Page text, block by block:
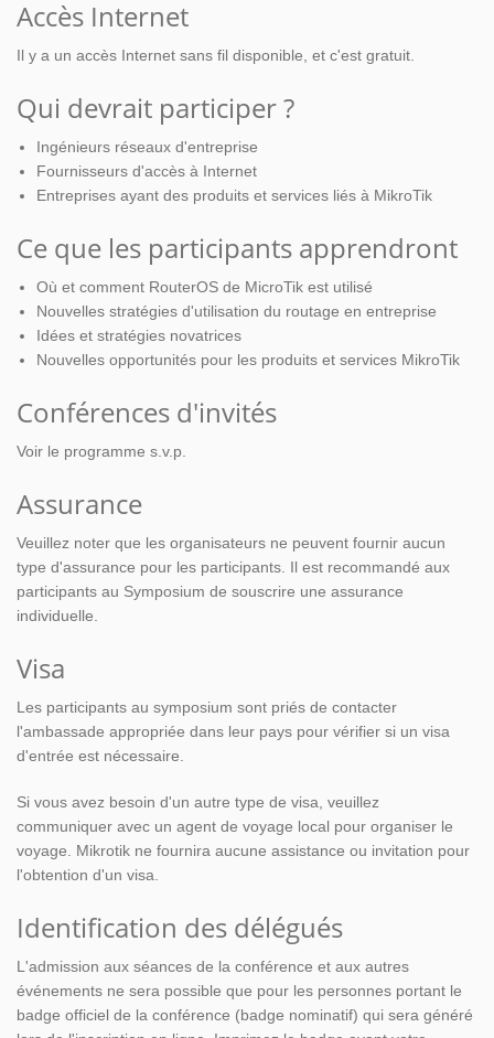
Accès Internet
Il y a un accès Internet sans fil disponible, et c'est gratuit.
Qui devrait participer ?
Ingénieurs réseaux d'entreprise
Fournisseurs d'accès à Internet
Entreprises ayant des produits et services liés à MikroTik
Ce que les participants apprendront
Où et comment RouterOS de MicroTik est utilisé
Nouvelles stratégies d'utilisation du routage en entreprise
Idées et stratégies novatrices
Nouvelles opportunités pour les produits et services MikroTik
Conférences d'invités
Voir le programme s.v.p.
Assurance
Veuillez noter que les organisateurs ne peuvent fournir aucun
type d'assurance pour les participants. Il est recommandé aux
participants au Symposium de souscrire une assurance
individuelle.
Visa
Les participants au symposium sont priés de contacter
l'ambassade appropriée dans leur pays pour vérifier si un visa
d'entrée est nécessaire.
Si vous avez besoin d'un autre type de visa, veuillez
communiquer avec un agent de voyage local pour organiser le
voyage. Mikrotik ne fournira aucune assistance ou invitation pour
l'obtention d'un visa.
Identification des délégués
L'admission aux séances de la conférence et aux autres
événements ne sera possible que pour les personnes portant le
badge officiel de la conférence (badge nominatif) qui sera généré